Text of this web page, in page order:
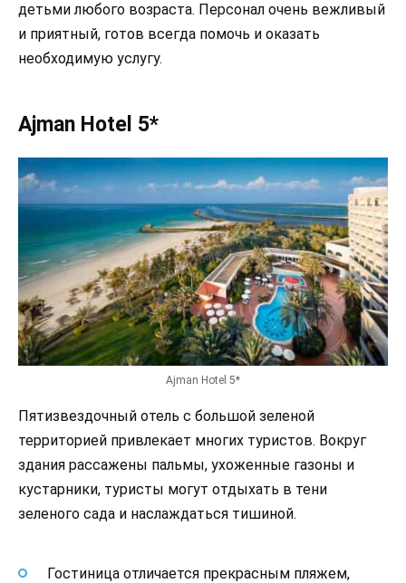
детьми любого возраста. Персонал очень вежливый
и приятный, готов всегда помочь и оказать
необходимую услугу.
Ajman Hotel 5*
Ajman Hotel 5*
Пятизвездочный отель с большой зеленой
территорией привлекает многих туристов. Вокруг
здания рассажены пальмы, ухоженные газоны и
кустарники, туристы могут отдыхать в тени
зеленого сада и наслаждаться тишиной.
Гостиница отличается прекрасным пляжем,